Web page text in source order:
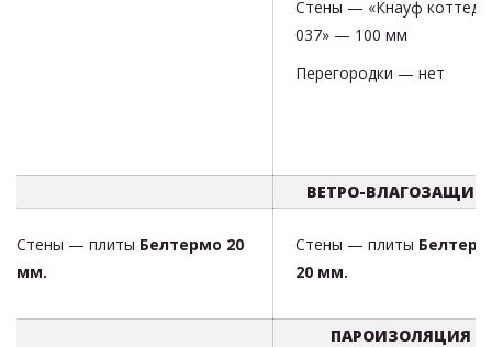
Стены — «Кнауф коттедж
037» — 100 мм
Перегородки — нет
ВЕТРО-
Стены — плиты Белтермо 20
мм.
Стены — плиты
20 мм.
ПАРОИЗОЛЯЦИЯ